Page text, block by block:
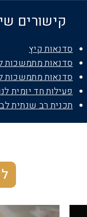
קישורים
סדנאות קיץ
סדנאות מתמשכות
סדנאות מתמשכות
פעילות חד יומית
תכנית רב שנתית